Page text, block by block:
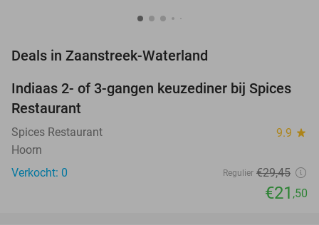
Deals in Zaanstreek-Waterland
27%
TODAY
Indiaas 2- of 3-gangen keuzediner bij Spices
Restaurant
Spices Restaurant 9.9 star
Hoorn
Verkocht: 0
Regulier €29,45
€21 ,50